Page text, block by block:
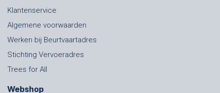
Klantenservice
Algemene voorwaarden
Werken bij Beurtvaartadres
Stichting Vervoeradres
Trees for All
Webshop